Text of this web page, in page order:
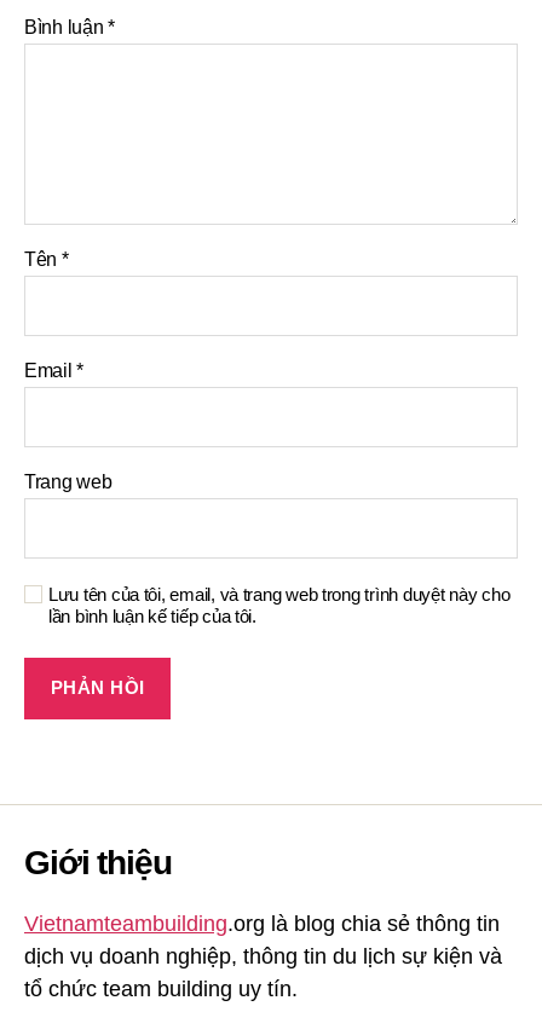
Bình luận*
Tên *
Email*
Trang web
Lưu tên của tôi, email, và trang web trong trình duyệt này cho
lần bình luận kế tiếp của tôi.
Giới thiệu
Vietnamteambuilding.org là blog chia sẻ thông tin
dịch vụ doanh nghiệp, thông tin du lịch sự kiện và
tổ chức team building uy tín.